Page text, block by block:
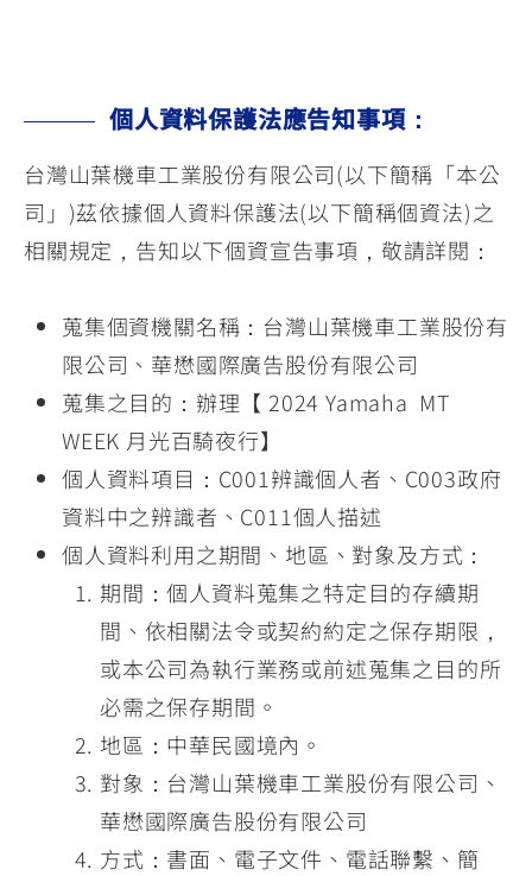
個人資料保護法應告知事項：
台灣山葉機車工業股份有限公司(以下簡稱「本公
司」)茲依據個人資料保護法(以下簡稱個資法)之
相關規定，告知以下個資宣告事項，敬請詳閱：
蒐集個資機關名稱：台灣山葉機車工業股份有
限公司、華懋國際廣告股份有限公司
蒐集之目的：辦理【 2024 Yamaha MT
WEEK 月光百騎夜行】
個人資料項目：C001辨識個人者、C003政府
資料中之辨識者、C011個人描述
個人資料利用之期間、地區、對象及方式：
期間：個人資料蒐集之特定目的存續期
間、依相關法令或契約約定之保存期限，
或本公司為執行業務或前述蒐集之目的所
必需之保存期間。
地區：中華民國境內。
對象：台灣山葉機車工業股份有限公司、
華懋國際廣告股份有限公司
方式：書面、電子文件、電話聯繫、簡